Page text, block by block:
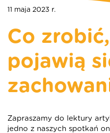
11 maja 2023 r.
Co
pojawią
Zapraszamy do lektury
jedno z naszych spotkań